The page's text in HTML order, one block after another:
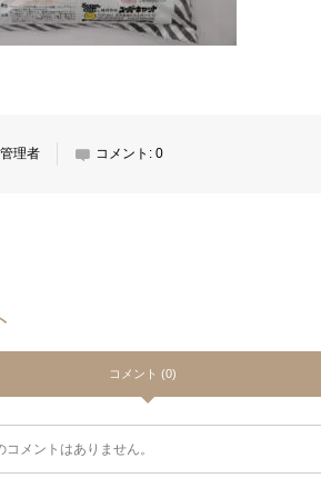
管理者 コメント: 0
コメント (0)
コメントはありません。